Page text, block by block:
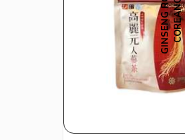
G
I
N
S
E
N
G
RO
J
O
C
O
R
E
A
NO